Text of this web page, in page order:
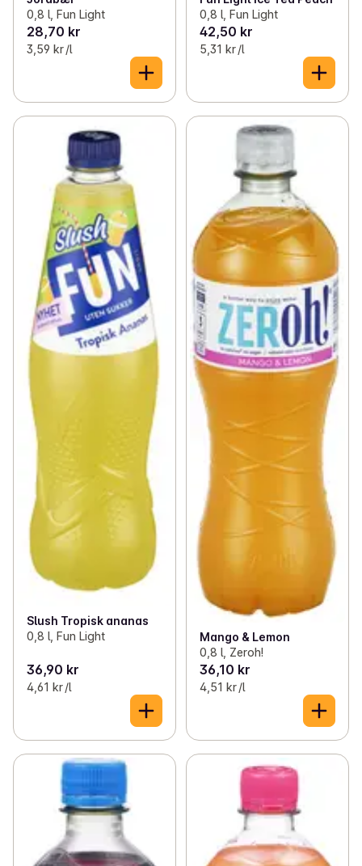
0,8 l, Fun Light
28,70 kr
3,59 kr /l
0,8 l, Fun Light
42,50 kr
5,31 kr /l
Slush Tropisk ananas
0,8 l, Fun Light
36,90 kr
4,61 kr /l
Mango & Lemon
0,8 l, Zeroh!
36,10 kr
4,51 kr /l